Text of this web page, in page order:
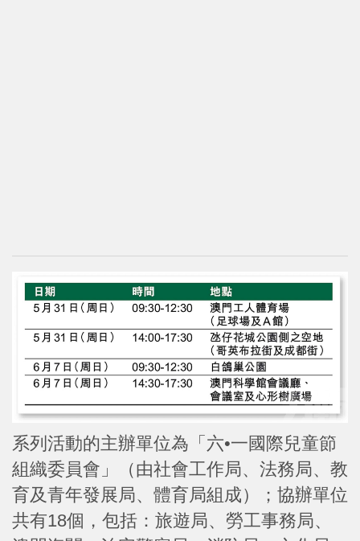
系列活動的主辦單位為「六•一國際兒童節
組織委員會」（由社會工作局、法務局、教
育及青年發展局、體育局組成）；協辦單位
共有18個，包括：旅遊局、勞工事務局、